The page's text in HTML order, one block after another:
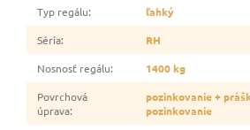
Typ regálu:
ľahký
Séria:
RH
Nosnosť regálu:
1400 kg
Povrchová
úprava:
pozinkovanie +
pozinkovanie